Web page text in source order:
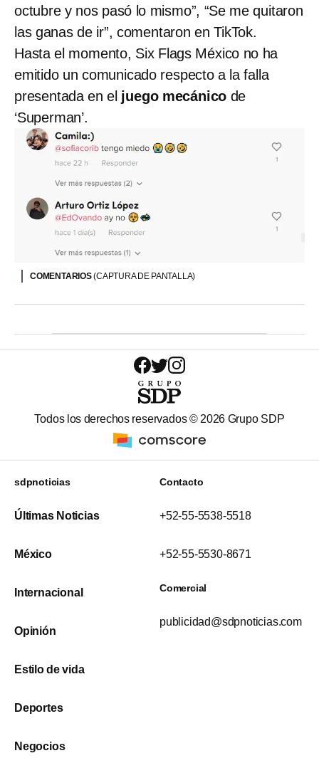
octubre y nos pasó lo mismo”, “Se me quitaron
las ganas de ir”, comentaron en TikTok.
Hasta el momento, Six Flags México no ha
emitido un comunicado respecto a la falla
presentada en el juego mecánico de
‘Superman’.
COMENTARIOS(CAPTURA DE PANTALLA)
Todos los derechos reservados ©2026 Grupo SDP
sdpnoticias
Últimas Noticias
México
Internacional
Opinión
Estilo de vida
Deportes
Negocios
Contacto
+52-55-5538-5518
+52-55-5530-8671
Comercial
publicidad@sdpnoticias.com